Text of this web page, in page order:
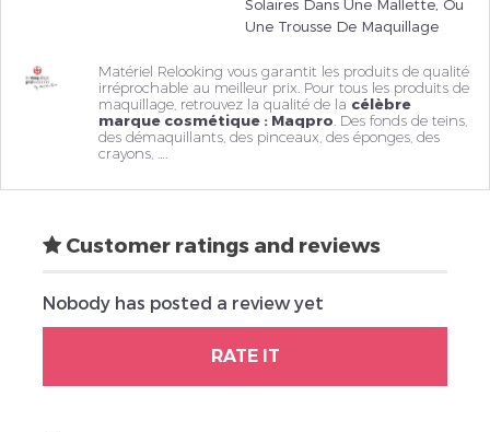
Solaires Dans Une Mallette, Ou
Une Trousse De Maquillage
Matériel Relooking vous garantit les produits de qualité
irréprochable au meilleur prix. Pour tous les produits de
maquillage, retrouvez la qualité de la célèbre
marque cosmétique : Maqpro . Des fonds de teins,
desdémaquillants , des pinceaux, des éponges, des
crayons, ….
Customer ratings and reviews
Nobody has posted a review yet
RATE IT